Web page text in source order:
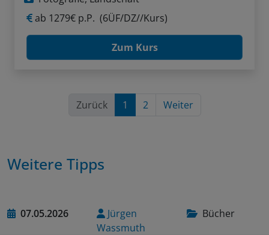
ab 1279€ p.P. (6ÜF/DZ//Kurs)
Zum Kurs
Zurück 1 2 Weiter
Weitere Tipps
07.05.2026
Jürgen
Wassmuth
Bücher